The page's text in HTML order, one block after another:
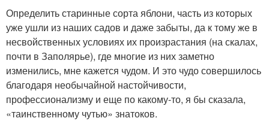
Определить старинные сорта яблони, часть из которых
уже ушли из наших садов и даже забыты, да к тому же в
несвойственных условиях их произрастания (на скалах,
почти в Заполярье), где многие из них заметно
изменились, мне кажется чудом. И это чудо совершилось
благодаря необычайной настойчивости,
профессионализму и еще по какому-то, я бы сказала,
«таинственному чутью» знатоков.